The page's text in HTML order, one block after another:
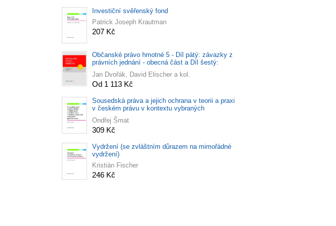
Investiční svěřenský fond
Patrick Joseph Krautman
207 Kč
Občanské právo hmotné 5 - Díl pátý: závazky z
právních jednání - obecná část a Díl šestý:
závazky z právních jednání - zvláštní část
Jan Dvořák, David Elischer a kol.
Od 1 113 Kč
Sousedská práva a jejich ochrana v teorii a praxi
v českém právu v kontextu vybraných
evropských právních úprav
Ondřej Šmat
309 Kč
Vydržení (se zvláštním důrazem na mimořádné
vydržení)
Kristián Fischer
246 Kč